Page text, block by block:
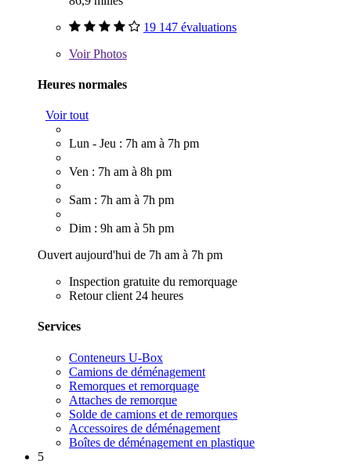
19 147 évaluations
VoirPhotos
Heures normales
Voir tout
Lun - Jeu : 7h am à 7h pm
Ven : 7h am à 8h pm
Sam : 7h am à 7h pm
Dim : 9h am à 5h pm
Ouvert aujourd'hui de 7h am à 7h pm
Inspection gratuite du remorquage
Retour client 24 heures
Services
Conteneurs U-Box
Camions de déménagement
Remorques et remorquage
Attaches de remorque
Solde de camions et de remorques
Accessoires de déménagement
Boîtes de déménagement en plastique
5